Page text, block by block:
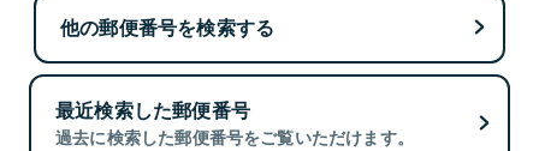
他の郵便番号を検索する
最近検索した郵便番号
過去に検索した郵便番号をご覧いただけます。